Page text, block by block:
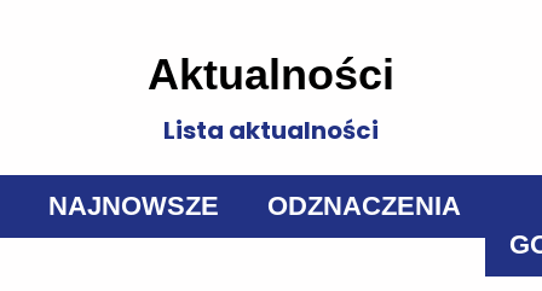
Aktualności
Lista aktualności
NAJNOWSZE
ODZNACZENIA